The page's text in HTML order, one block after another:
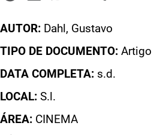
AUTOR: Dahl, Gustavo
TIPO DE DOCUMENTO: Artigo
DATA COMPLETA: s.d.
LOCAL: S.l.
ÁREA: CINEMA